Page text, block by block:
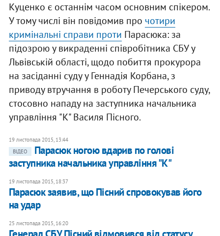
Куценко є останнім часом основним спікером.
У тому числі він повідомив про чотири
кримінальні справи проти Парасюка: за
підозрою у викраденні співробітника СБУ у
Львівській області, щодо побиття прокурора
на засіданні суду у Геннадія Корбана, з
приводу втручання в роботу Печерського суду,
стосовно нападу на заступника начальника
управління "К" Василя Пісного.
19 листопада 2015, 13:44
ВІДЕО
Парасюк ногою вдарив по голові
заступника начальника управління "К"
19 листопада 2015, 18:37
Парасюк заявив, що Пісний спровокував його
на удар
25 листопада 2015, 16:20